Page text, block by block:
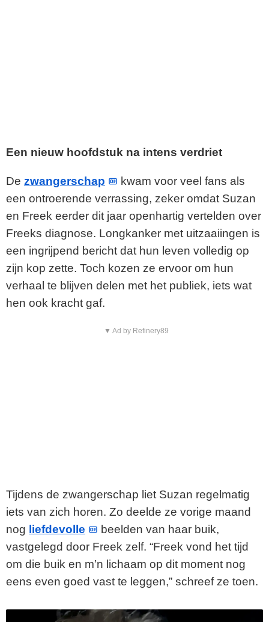
Een nieuw hoofdstuk na intens verdriet
De zwangerschap
kwam voor veel fans als
een ontroerende verrassing, zeker omdat Suzan
en Freek eerder dit jaar openhartig vertelden over
Freeks diagnose. Longkanker met uitzaaiingen is
een ingrijpend bericht dat hun leven volledig op
zijn kop zette. Toch kozen ze ervoor om hun
verhaal te blijven delen met het publiek, iets wat
hen ook kracht gaf.
▼ Ad by Refinery89
Tijdens de zwangerschap liet Suzan regelmatig
iets van zich horen. Zo deelde ze vorige maand
nog liefdevolle
beelden van haar buik,
vastgelegd door Freek zelf. “Freek vond het tijd
om die buik en m’n lichaam op dit moment nog
eens even goed vast te leggen,” schreef ze toen.